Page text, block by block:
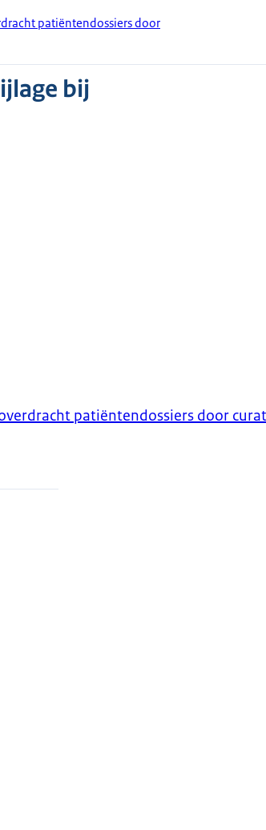
patiëntendossiers door
bij
patiëntendossiers door